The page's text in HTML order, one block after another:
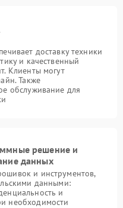
доставку техники
и качественный
Клиенты могут
Также
обслуживание для
решение и
данных
и инструментов,
данными:
и
необходимости